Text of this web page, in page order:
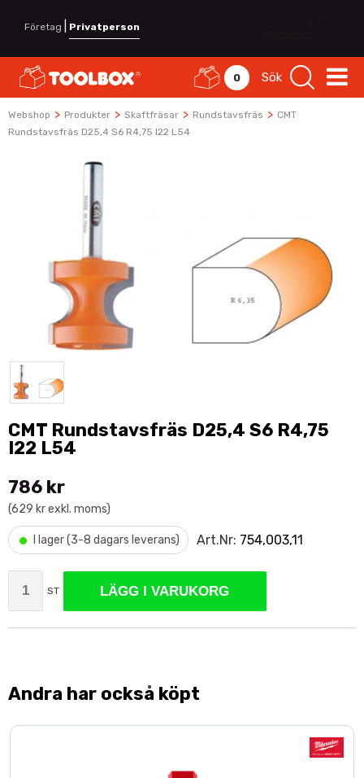
Företag Privatperson
0 Sök
Webshop > Produkter > Skaftfräsar > Rundstavsfräs > CMT
Rundstavsfräs D25,4 S6 R4,75 I22 L54
CMT Rundstavsfräs D25,4 S6 R4,75
I22 L54
786 kr
(629 kr exkl. moms)
• I lager (3-8 dagars leverans) Art.Nr: 754,003,11
ST LÄGG I VARUKORG
Andra har också köpt